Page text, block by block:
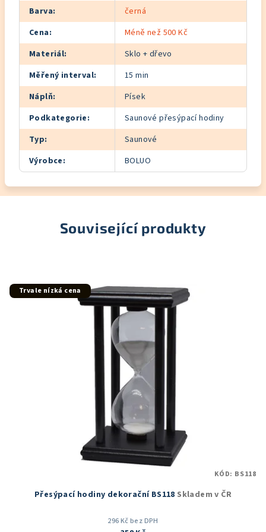
Barva:
černá
Cena:
Méně než 500 Kč
Materiál:
Sklo + dřevo
Měřený interval:
15 min
Náplň:
Písek
Podkategorie:
Saunové přesýpací hodiny
Typ:
Saunové
Výrobce: BOLUO
Související produkty
Trvale nízká cena
Přesýpací hodiny dekorační BS118 Skladem v ČR
296 Kč bez DPH
KÓD: BS118